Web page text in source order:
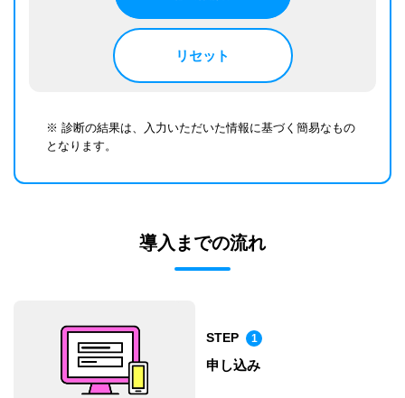
リセット
※ 診断の結果は、入力いただいた情報に基づく簡易なもの
となります。
導入までの流れ
STEP 1
申し込み